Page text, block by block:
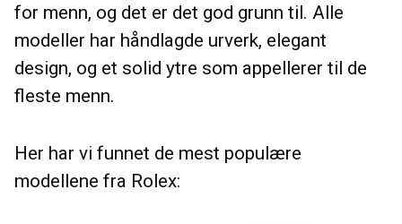
for menn, og det er det god grunn til. Alle
modeller har håndlagde urverk, elegant
design, og et solid ytre som appellerer til de
fleste menn.
Her har vi funnet de mest populære
modellene fra Rolex: